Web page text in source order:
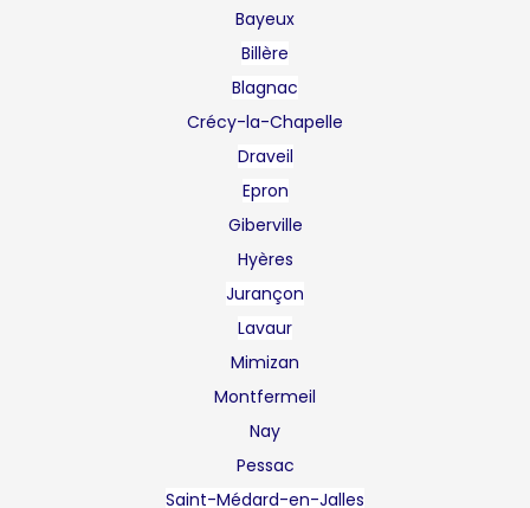
Bayeux
Billère
Blagnac
Crécy-la-Chapelle
Draveil
Epron
Giberville
Hyères
Jurançon
Lavaur
Mimizan
Montfermeil
Nay
Pessac
Saint-Médard-en-Jalles